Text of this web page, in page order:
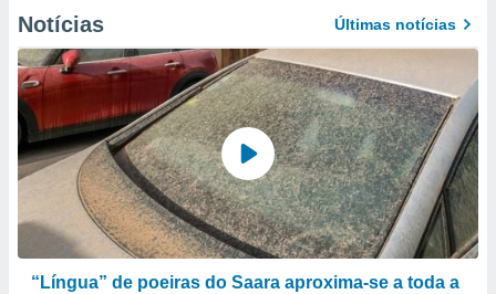
Notícias Últimas notícias
“Língua” de poeiras do Saara aproxima-se a toda a